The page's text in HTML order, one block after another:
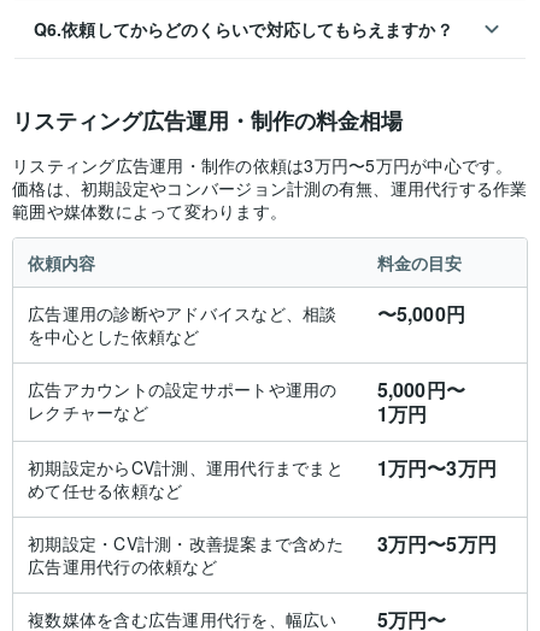
Q6.依頼してからどのくらいで対応してもらえますか？
リスティング広告運用・制作の料金相場
リスティング広告運用・制作の依頼は3万円〜5万円が中心です。
価格は、初期設定やコンバージョン計測の有無、運用代行する作業
範囲や媒体数によって変わります。
依頼内容 料金の目安
広告運用の診断やアドバイスなど、相談
を中心とした依頼など
〜5,000円
広告アカウントの設定サポートや運用の
レクチャーなど
5,000円〜
1万円
初期設定からCV計測、運用代行までまと
めて任せる依頼など
1万円〜3万円
初期設定・CV計測・改善提案まで含めた
広告運用代行の依頼など
3万円〜5万円
複数媒体を含む広告運用代行を、幅広い
5万円〜